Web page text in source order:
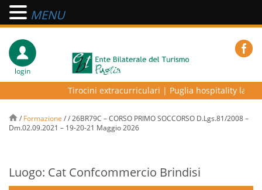
login
Tirocini extracurriculari|Puglia hospitality lab –
/ Formazione //26BR79C – CORSO PRIMO SOCCORSO D.Lgs.81/2008 –
Dm.02.09.2021 – 19-20-21 Maggio 2026
Luogo: Cat Confcommercio Brindisi
MENU